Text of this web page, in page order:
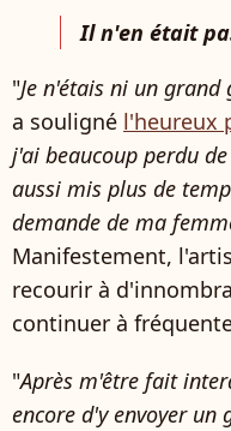
Il n'en était
"Je n'étais ni un
a souligné l'heureux
j'ai beaucoup perdu
aussi mis plus de
demande de ma
Manifestement,
recourir à
continuer à
"Après m'être fait
encore d'y envoyer